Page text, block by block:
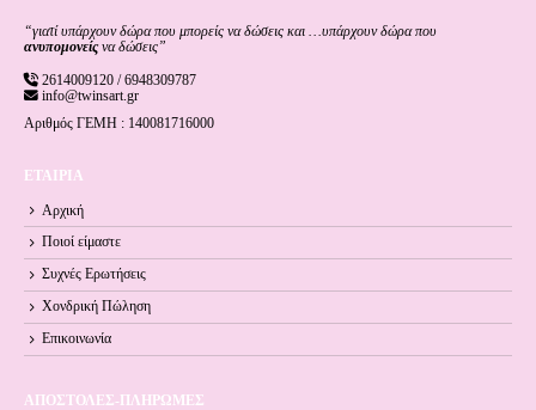
“γιατί υπάρχουν δώρα που μπορείς να δώσεις και …υπάρχουν δώρα που
ανυπομονείςνα δώσεις”
2614009120 / 6948309787
info@twinsart.gr
Αριθμός ΓΕΜΗ : 140081716000
ΕΤΑΙΡΙΑ
Αρχική
Ποιοί είμαστε
Συχνές Ερωτήσεις
Χονδρική Πώληση
Επικοινωνία
ΑΠΟΣΤΟΛΕΣ-ΠΛΗΡΩΜΕΣ